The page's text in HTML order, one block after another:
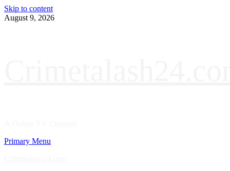
Skip to content
August 9, 2026
Primary Menu